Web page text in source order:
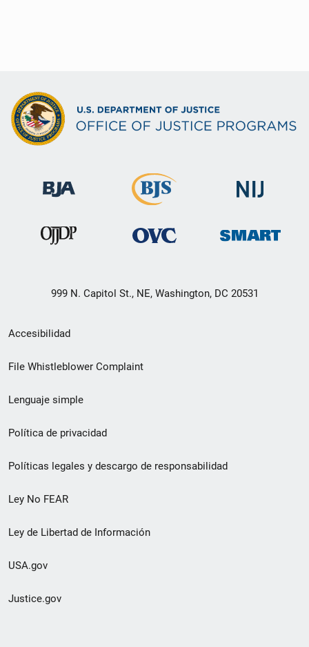
999 N. Capitol St., NE, Washington, DC 20531
Menú
de
de
pie
de
página
Accesibilidad
File Whistleblower Complaint
Lenguaje simple
Política de privacidad
Políticas legales y descargo de responsabilidad
Ley No FEAR
Ley de Libertad de Información
USA.gov
Justice.gov